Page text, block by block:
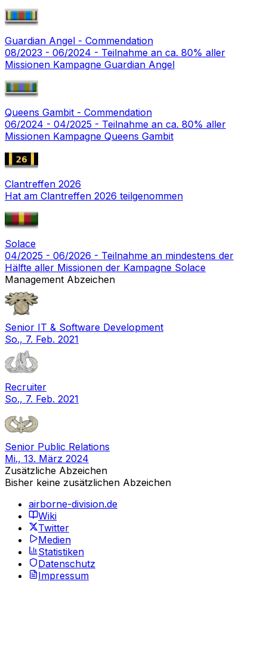
Guardian Angel - Commendation
08/2023 - 06/2024 - Teilnahme an ca. 80% aller
Missionen Kampagne Guardian Angel
Queens Gambit - Commendation
06/2024 - 04/2025 - Teilnahme an ca. 80% aller
Missionen Kampagne Queens Gambit
Clantreffen 2026
Hat am Clantreffen 2026 teilgenommen
Solace
04/2025 - 06/2026 - Teilnahme an mindestens der
Hälfte aller Missionen der Kampagne Solace
Management Abzeichen
Senior IT & Software Development
So., 7. Feb. 2021
Recruiter
So., 7. Feb. 2021
Senior Public Relations
Mi., 13. März 2024
Zusätzliche Abzeichen
Bisher keine zusätzlichen Abzeichen
airborne-division.de
Wiki
Twitter
Medien
Statistiken
Datenschutz
Impressum